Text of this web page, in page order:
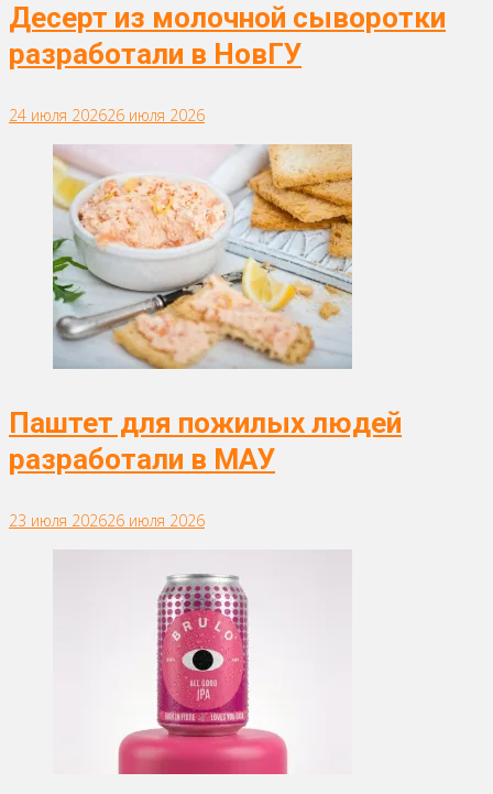
Десерт из молочной сыворотки
разработали в НовГУ
24 июля 202626 июля 2026
Паштет для пожилых людей
разработали в МАУ
23 июля 202626 июля 2026